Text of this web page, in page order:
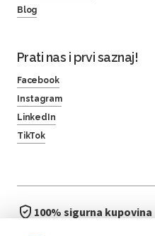
Blog
Prati nas i prvi saznaj!
Facebook
Instagram
LinkedIn
TikTok
100% sigurna kupovina